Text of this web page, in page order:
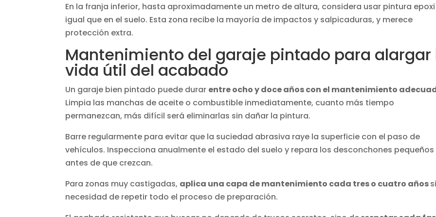
En la franja inferior, hasta aproximadamente un metro de altura, considera usar pintura epoxi
igual que en el suelo. Esta zona recibe la mayoría de impactos y salpicaduras, y merece
protección extra.
Mantenimiento del garaje pintado para alargar
vida útil del acabado
Un garaje bien pintado puede durar entre ocho y doce años con el mantenimiento
Limpia las manchas de aceite o combustible inmediatamente, cuanto más tiempo
permanezcan, más difícil será eliminarlas sin dañar la pintura.
Barre regularmente para evitar que la suciedad abrasiva raye la superficie con el paso de
vehículos. Inspecciona anualmente el estado del suelo y repara los desconchones pequeños
antes de que crezcan.
Para zonas muy castigadas, aplica una capa de mantenimiento cada tres o cuatro años
necesidad de repetir todo el proceso de preparación.